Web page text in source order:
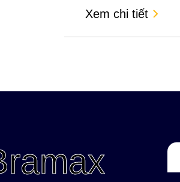
Xem chi tiết